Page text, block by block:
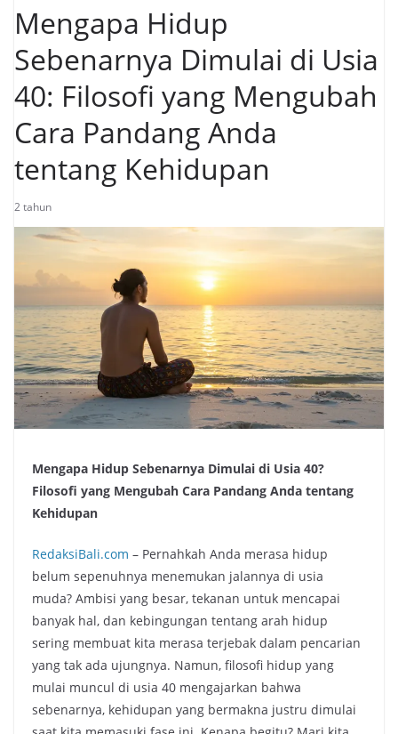
Mengapa Hidup
Sebenarnya Dimulai di Usia
40: Filosofi yang Mengubah
Cara Pandang Anda
tentang Kehidupan
2 tahun
Mengapa Hidup Sebenarnya Dimulai di Usia 40?
Filosofi yang Mengubah Cara Pandang Anda tentang
Kehidupan
RedaksiBali.com – Pernahkah Anda merasa hidup
belum sepenuhnya menemukan jalannya di usia
muda? Ambisi yang besar, tekanan untuk mencapai
banyak hal, dan kebingungan tentang arah hidup
sering membuat kita merasa terjebak dalam pencarian
yang tak ada ujungnya. Namun, filosofi hidup yang
mulai muncul di usia 40 mengajarkan bahwa
sebenarnya, kehidupan yang bermakna justru dimulai